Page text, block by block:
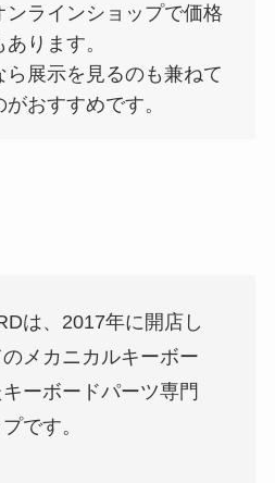
ンラインショップで価格
ります。
ら展示を見るのも兼ねて
おすすめです。
は、2017年に開店し
メカニカルキーボー
ーボードパーツ専門
です。